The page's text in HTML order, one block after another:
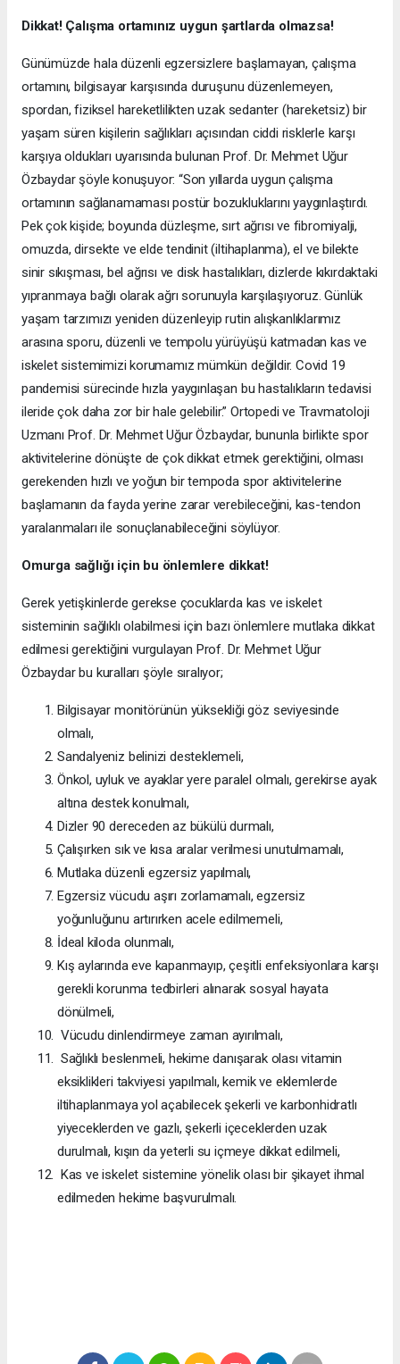
Dikkat! Çalışma ortamınız uygun şartlarda olmazsa!
Günümüzde hala düzenli egzersizlere başlamayan, çalışma
ortamını, bilgisayar karşısında duruşunu düzenlemeyen,
spordan, fiziksel hareketlilikten uzak sedanter (hareketsiz) bir
yaşam süren kişilerin sağlıkları açısından ciddi risklerle karşı
karşıya oldukları uyarısında bulunan Prof. Dr. Mehmet Uğur
Özbaydar şöyle konuşuyor: “Son yıllarda uygun çalışma
ortamının sağlanamaması postür bozukluklarını yaygınlaştırdı.
Pek çok kişide; boyunda düzleşme, sırt ağrısı ve fibromiyalji,
omuzda, dirsekte ve elde tendinit (iltihaplanma), el ve bilekte
sinir sıkışması, bel ağrısı ve disk hastalıkları, dizlerde kıkırdaktaki
yıpranmaya bağlı olarak ağrı sorunuyla karşılaşıyoruz. Günlük
yaşam tarzımızı yeniden düzenleyip rutin alışkanlıklarımız
arasına sporu, düzenli ve tempolu yürüyüşü katmadan kas ve
iskelet sistemimizi korumamız mümkün değildir. Covid 19
pandemisi sürecinde hızla yaygınlaşan bu hastalıkların tedavisi
ileride çok daha zor bir hale gelebilir.” Ortopedi ve Travmatoloji
Uzmanı Prof. Dr. Mehmet Uğur Özbaydar, bununla birlikte spor
aktivitelerine dönüşte de çok dikkat etmek gerektiğini, olması
gerekenden hızlı ve yoğun bir tempoda spor aktivitelerine
başlamanın da fayda yerine zarar verebileceğini, kas-tendon
yaralanmaları ile sonuçlanabileceğini söylüyor.
Omurga sağlığı için bu önlemlere dikkat!
Gerek yetişkinlerde gerekse çocuklarda kas ve iskelet
sisteminin sağlıklı olabilmesi için bazı önlemlere mutlaka dikkat
edilmesi gerektiğini vurgulayan Prof. Dr. Mehmet Uğur
Özbaydar bu kuralları şöyle sıralıyor;
Bilgisayar monitörünün yüksekliği göz seviyesinde
olmalı,
Sandalyeniz belinizi desteklemeli,
Önkol, uyluk ve ayaklar yere paralel olmalı, gerekirse ayak
altına destek konulmalı,
Dizler 90 dereceden az bükülü durmalı,
Çalışırken sık ve kısa aralar verilmesi unutulmamalı,
Mutlaka düzenli egzersiz yapılmalı,
Egzersiz vücudu aşırı zorlamamalı, egzersiz
yoğunluğunu artırırken acele edilmemeli,
İdeal kiloda olunmalı,
Kış aylarında eve kapanmayıp, çeşitli enfeksiyonlara karşı
gerekli korunma tedbirleri alınarak sosyal hayata
dönülmeli,
Vücudu dinlendirmeye zaman ayırılmalı,
Sağlıklı beslenmeli, hekime danışarak olası vitamin
eksiklikleri takviyesi yapılmalı, kemik ve eklemlerde
iltihaplanmaya yol açabilecek şekerli ve karbonhidratlı
yiyeceklerden ve gazlı, şekerli içeceklerden uzak
durulmalı, kışın da yeterli su içmeye dikkat edilmeli,
Kas ve iskelet sistemine yönelik olası bir şikayet ihmal
edilmeden hekime başvurulmalı.